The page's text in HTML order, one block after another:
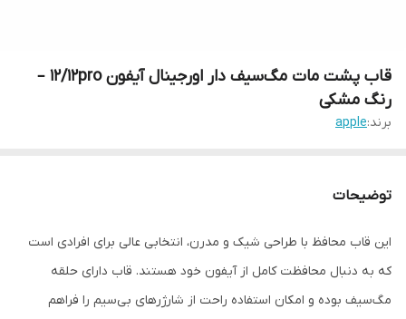
قاب پشت مات مگ‌سیف دار اورجینال آیفون 12/12pro –
رنگ مشکی
برند:apple
توضیحات
این قاب محافظ با طراحی شیک و مدرن، انتخابی عالی برای افرادی است
که به دنبال محافظت کامل از آیفون خود هستند. قاب دارای حلقه
مگ‌سیف بوده و امکان استفاده راحت از شارژرهای بی‌سیم را فراهم